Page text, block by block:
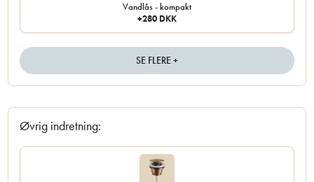
Vandlås - kompakt
+280 DKK
SE FLERE +
Øvrig indretning: